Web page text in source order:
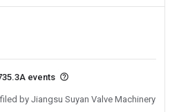
events
by Jiangsu Suyan Valve Machinery